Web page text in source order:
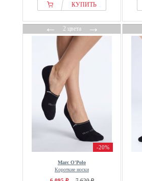
КУПИТЬ
←2 цвета→
-20%
Marc O'Polo
Короткие носки